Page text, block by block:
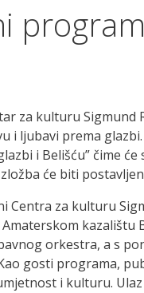
za kulturu
i ljubavi prema
i Belišću” čime
će biti
Centra za kulturu
orkestra, a s
gosti programa,
i kulturu.